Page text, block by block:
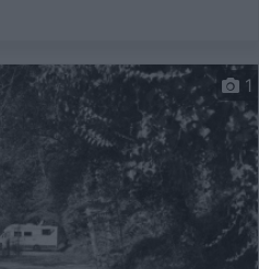
1